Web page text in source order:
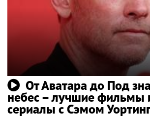
От Аватара до Под
небес – лучшие фильмы
сериалы с Сэмом